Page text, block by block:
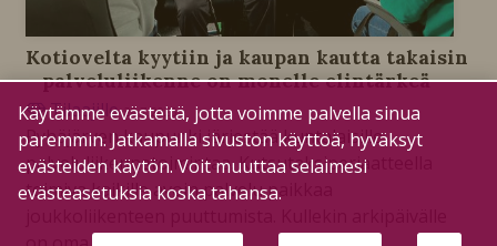
Kotiovelta kyytiin ja kaupan kautta takaisin
– palveluliikenne on monelle elintärkeä
Tilaajille 28.7.2026
Pyhäjärven kaupunki järjestää kuntalaisille
palveluliikennetoimintaa. Kutsutaksiperiaatteella
toimiva kaikille avoin palvelu paikkaa
Käytämme evästeitä, jotta voimme palvella sinua
paremmin. Jatkamalla sivuston käyttöä, hyväksyt
evästeiden käytön. Voit muuttaa selaimesi
evästeasetuksia koska tahansa.